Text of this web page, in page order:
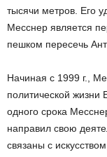
тысячи метров. Его
Месснер является
пешком пересечь
Начиная с 1999 г.,
политической
одного срока
направил свою
связаны с